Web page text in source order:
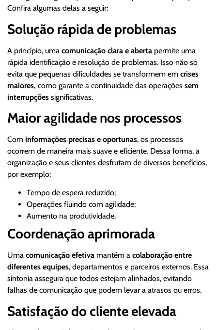
Confira algumas delas a seguir:
Solução rápida de problemas
A princípio, uma comunicação clara e aberta permite uma
rápida identificação e resolução de problemas. Isso não só
evita que pequenas dificuldades se transformem em crises
maiores, como garante a continuidade das operações sem
interrupções significativas.
Maior agilidade nos processos
Com informações precisas e oportunas, os processos
ocorrem de maneira mais suave e eficiente. Dessa forma, a
organização e seus clientes desfrutam de diversos benefícios,
por exemplo:
Tempo de espera reduzido;
Operações fluindo com agilidade;
Aumento na produtividade.
Coordenação aprimorada
Uma comunicação efetiva mantém a colaboração entre
diferentes equipes, departamentos e parceiros externos. Essa
sintonia assegura que todos estejam alinhados, evitando
falhas de comunicação que podem levar a atrasos ou erros.
Satisfação do cliente elevada